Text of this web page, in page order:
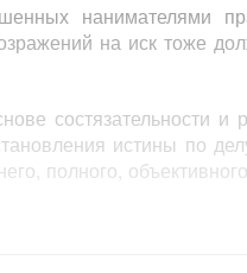
нанимателями
на иск тоже
состязательности и
истины по
полного,
истребовании